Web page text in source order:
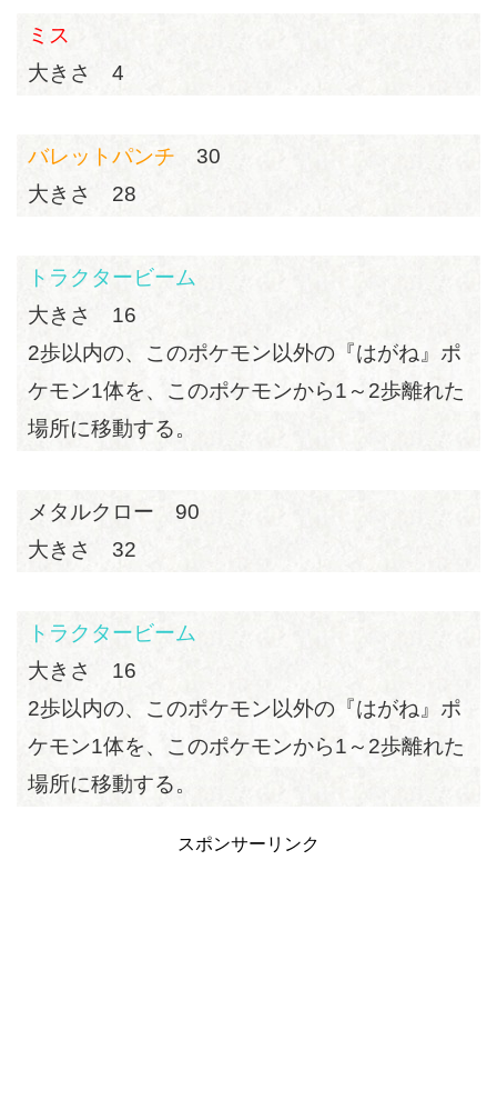
ミス
大きさ 4
バレットパンチ 30
大きさ 28
トラクタービーム
大きさ 16
2歩以内の、このポケモン以外の『はがね』ポ
ケモン1体を、このポケモンから1～2歩離れた
場所に移動する。
メタルクロー 90
大きさ 32
トラクタービーム
大きさ 16
2歩以内の、このポケモン以外の『はがね』ポ
ケモン1体を、このポケモンから1～2歩離れた
場所に移動する。
スポンサーリンク